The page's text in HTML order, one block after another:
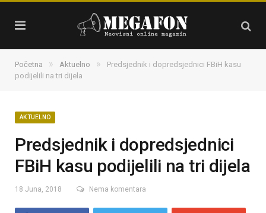
Početna » Aktuelno »
Predsjednik i dopredsjednici FBiH kasu
podijelili na tri dijela
AKTUELNO
Predsjednik i dopredsjednici
FBiH kasu podijelili na tri dijela
18 Juna, 2018 Nema komentara